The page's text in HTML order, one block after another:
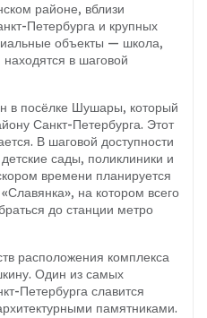
районе, вблизи
Петербурга и крупных
объекты — школа,
в шаговой
в посёлке Шушары, который
Санкт-Петербурга. Этот
В шаговой доступности
сады, поликлиники и
времени планируется
на котором всего
до станции метро
расположения комплекса
Один из самых
Петербурга славится
памятниками.